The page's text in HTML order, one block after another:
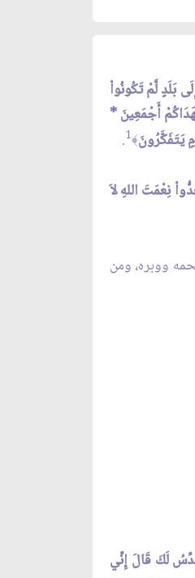
بَلَدٍ لَّمْ تَكُونُواْ
أَجْمَعِينَ *
يَتَفَكَّرُونَ﴾1
.
نِعْمَتَ اللهِ لاَ
ووبره، ومن
لَكَ قَالَ إِنِّي